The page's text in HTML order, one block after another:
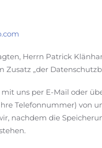
Herrn Patrick
Zusatz „der
uns per E-Mail oder
Telefonnummer) von
nachdem die